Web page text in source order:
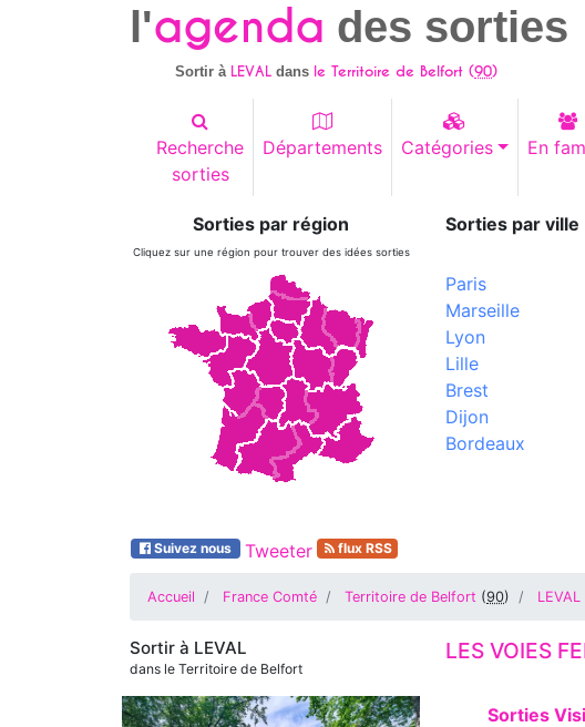
l'agenda des sorties
Sortir à LEVAL dans le Territoire de Belfort (90)
Recherche
sorties
Départements Catégories En
Sorties par région
Cliquez sur une région pour trouver des idées sorties
Sorties par ville
Paris
Marseille
Lyon
Lille
Brest
Dijon
Bordeaux
Suivez nous Tweeter flux RSS
Accueil France Comté Territoire de Belfort (90) LEVAL
Sortir à LEVAL
dans le Territoire de Belfort
LES VOIES
Sorties